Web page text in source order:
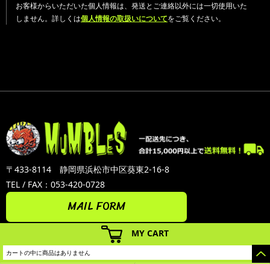
MY CART
カートの中に商品はありません
お客様からいただいた個人情報は、発送とご連絡以外には一切使用いた
しません。詳しくは個人情報の取扱いについてをご覧ください。
〒433-8114 静岡県浜松市中区葵東2-16-8
TEL / FAX：053-420-0728
MAIL FORM